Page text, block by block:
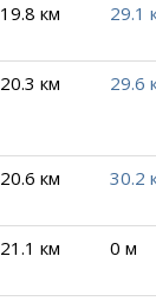
19.8 км 29.1
20.3 км 29.6
20.6 км 30.2
21.1 км 0 м